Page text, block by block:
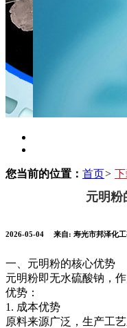
您当前的位置： 首页>
元明粉
2026-05-04 来自: 寿光市邦泽化
一、元明粉的核心优势
元明粉即无水硫酸钠，
优势：
1. 成本优势
原料来源广泛，生产工